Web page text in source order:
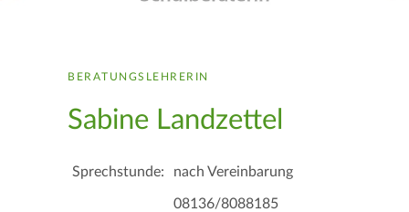
BERATUNGSLEHRERIN
Sabine Landzettel
Sprechstunde: nach Vereinbarung
08136/8088185